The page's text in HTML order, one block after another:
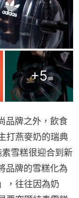
+5
品牌之外，飲食
打燕麥奶的瑞典
雪糕很迎合到新
品牌的雪糕化為
，往往因為奶